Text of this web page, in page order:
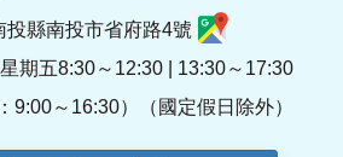
投縣南投市省府路4號
期五8:30～12:30 | 13:30～17:30
9:00～16:30）（國定假日除外）